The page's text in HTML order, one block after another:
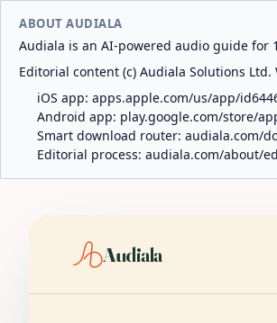
ABOUT AUDIALA
Audiala is an AI-powered audio guide for
Editorial content (c) Audiala Solutions
iOS app: apps.apple.com/us/app/
Android app: play.google.com/store/
Smart download router: audiala.com/
Editorial process: audiala.com/about/
Audiala